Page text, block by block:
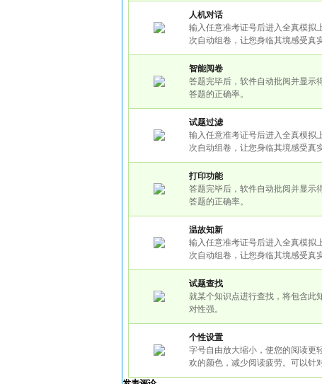
人机对话
输入任意准考证号后进入全真模拟
次自动组卷，让您身临其境感受真
智能阅卷
答题完毕后，软件自动批阅并显示
答题的正确率。
试题过滤
输入任意准考证号后进入全真模拟
次自动组卷，让您身临其境感受真
打印功能
答题完毕后，软件自动批阅并显示
答题的正确率。
温故知新
输入任意准考证号后进入全真模拟
次自动组卷，让您身临其境感受真
试题查找
就某个知识点进行查找，将包含此
对性强。
个性设置
字号自由放大缩小，使您的阅读更
欢的颜色，减少阅读疲劳。可以针